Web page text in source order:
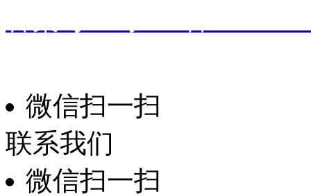
微信扫一扫
联系我们
微信扫一扫